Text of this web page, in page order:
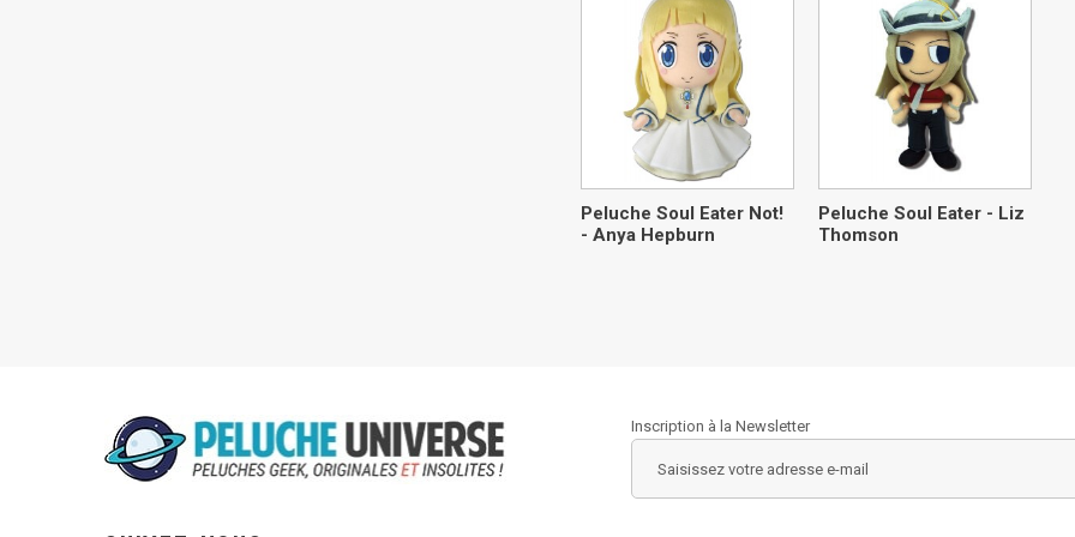
Peluche Soul Eater Not!
- Anya Hepburn
Peluche Soul Eater - Liz
Thomson
Inscription à la Newsletter